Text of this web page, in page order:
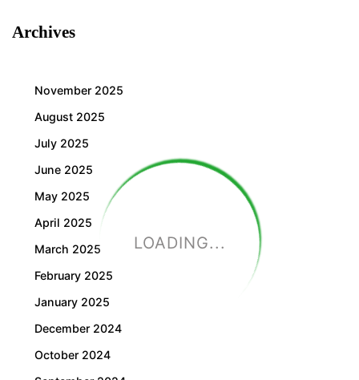
LOADING...
Archives
November 2025
August 2025
July 2025
June 2025
May 2025
April 2025
March 2025
February 2025
January 2025
December 2024
October 2024